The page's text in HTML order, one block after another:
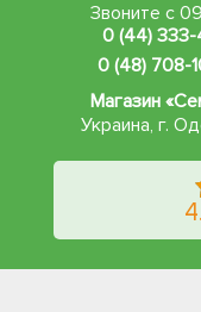
Звоните с
0 (44) 333-
0 (48) 708-
Магазин
Украина, г.